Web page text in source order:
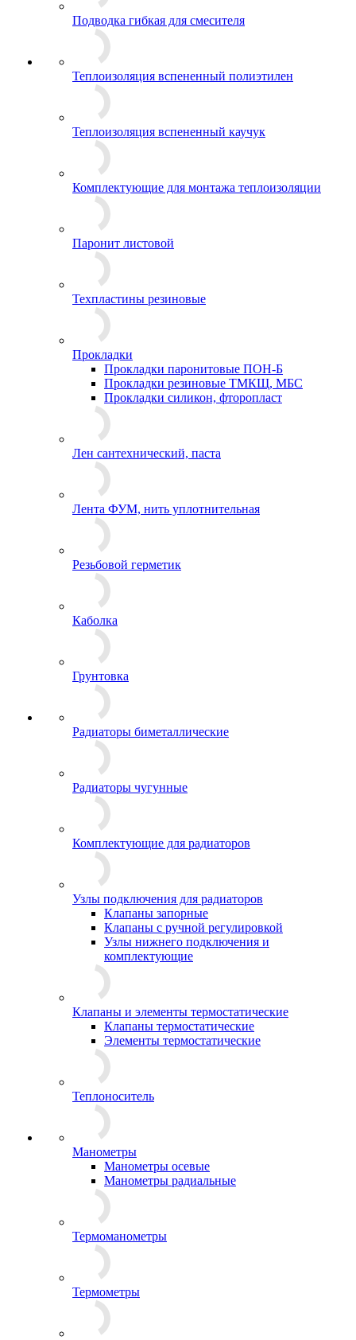
Подводка гибкая для смесителя
Теплоизоляция вспененный полиэтилен
Теплоизоляция вспененный каучук
Комплектующие для монтажа теплоизоляции
Паронит листовой
Техпластины резиновые
Прокладки
Прокладки паронитовые ПОН-Б
Прокладки резиновые ТМКЩ, МБС
Прокладки силикон, фторопласт
Лен сантехнический, паста
Лента ФУМ, нить уплотнительная
Резьбовой герметик
Каболка
Грунтовка
Радиаторы биметаллические
Радиаторы чугунные
Комплектующие для радиаторов
Узлы подключения для радиаторов
Клапаны запорные
Клапаны с ручной регулировкой
Узлы нижнего подключения и
комплектующие
Клапаны и элементы термостатические
Клапаны термостатические
Элементы термостатические
Теплоноситель
Манометры
Манометры осевые
Манометры радиальные
Термоманометры
Термометры